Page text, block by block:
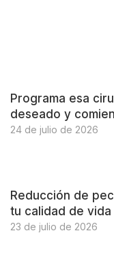
Programa esa
deseado y
24 de julio de 2026
Reducción de
tu calidad de vida
23 de julio de 2026